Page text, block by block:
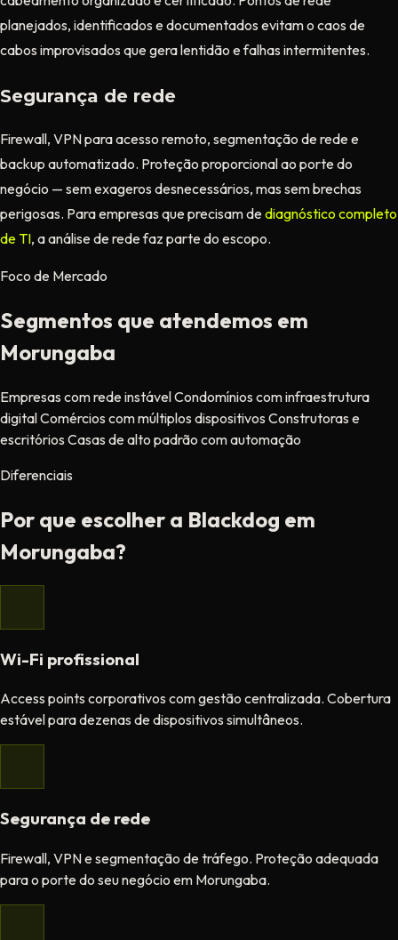
planejados, identificados e documentados evitam o caos de
cabos improvisados que gera lentidão e falhas intermitentes.
Segurança de rede
Firewall, VPN para acesso remoto, segmentação de rede e
backup automatizado. Proteção proporcional ao porte do
negócio — sem exageros desnecessários, mas sem brechas
perigosas. Para empresas que precisam dediagnóstico completo
de TI, a análise de rede faz parte do escopo.
Foco de Mercado
Segmentos que atendemos em
Morungaba
Empresas com rede instávelCondomínios com infraestrutura
digitalComércios com múltiplos dispositivos Construtoras e
escritórios Casas de alto padrão com automação
Diferenciais
Por que escolher a Blackdog em
Morungaba?
Wi-Fi profissional
Access points corporativos com gestão centralizada. Cobertura
estável para dezenas de dispositivos simultâneos.
Segurança de rede
Firewall, VPN e segmentação de tráfego. Proteção adequada
para o porte do seu negócio em Morungaba.